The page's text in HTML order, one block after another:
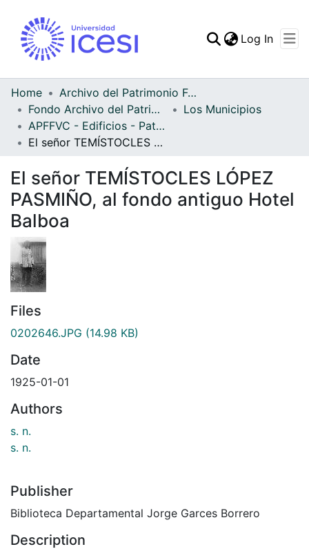
Statistics
Log In
Home
Archivo del Patrimonio Fotográfico y Fílmico del Valle del Cauca
Fondo Archivo del Patrimonio Fotográfico y Fílmico del Valle del Cauca
Los Municipios
APFFVC - Edificios - Patrimonial
El señor TEMÍSTOCLES LÓPEZ PASMIÑO, al fondo antiguo Hotel Balboa
El señor TEMÍSTOCLES LÓPEZ
PASMIÑO, al fondo antiguo Hotel
Balboa
Files
0202646.JPG (14.98 KB)
Date
1925-01-01
Authors
s. n.
s. n.
Publisher
Biblioteca Departamental Jorge Garces Borrero
Description